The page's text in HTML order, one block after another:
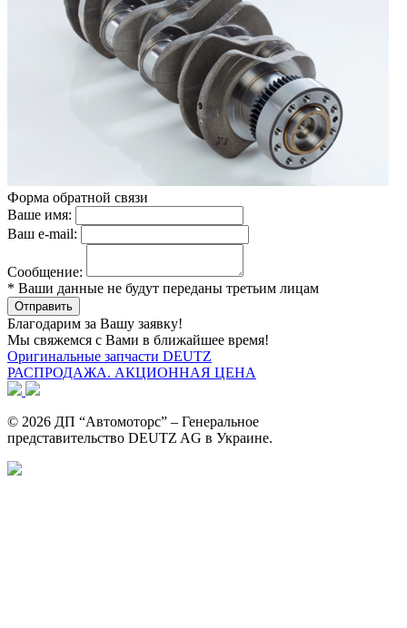
Форма обратной связи
Ваше имя:
Ваш e-mail:
Сообщение:
* Ваши данные не будут переданы третьим лицам
Благодарим за Вашу заявку!
Мы свяжемся с Вами в ближайшее время!
Оригинальные запчасти DEUTZ
РАСПРОДАЖА. АКЦИОННАЯ ЦЕНА
© 2026 ДП “Автомоторс” – Генеральное
представительство DEUTZ AG в Украине.